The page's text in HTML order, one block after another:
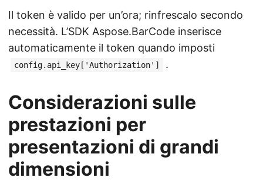
Il token è valido per un’ora; rinfrescalo secondo
necessità. L’SDK Aspose.BarCode inserisce
automaticamente il token quando imposti
config.api_key['Authorization'] .
Considerazioni sulle
prestazioni per
presentazioni di grandi
dimensioni